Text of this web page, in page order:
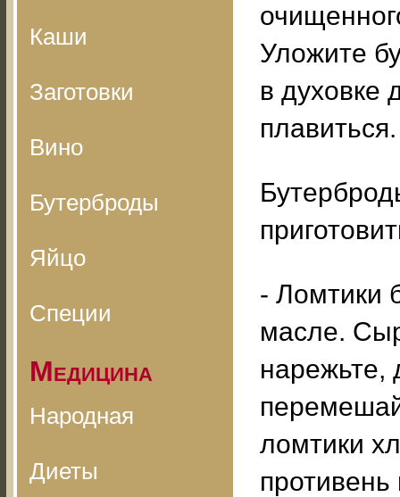
Каши
Заготовки
Вино
Бутерброды
Яйцо
Специи
Медицина
Народная
Диеты
Уложите
в духовке
плавиться.
- Ломтики
масле.
нарежьте,
ломтики
противень